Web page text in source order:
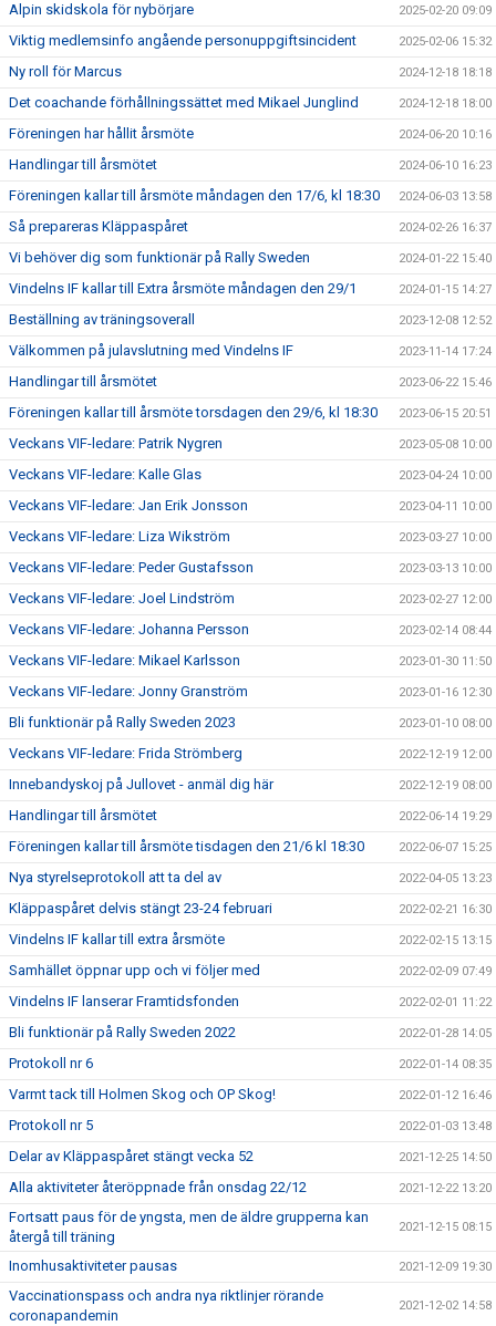
Alpin skidskola för nybörjare 2025-02-20 09:09
Viktig medlemsinfo angående personuppgiftsincident 2025-02-06 15:32
Ny roll för Marcus 2024-12-18 18:18
Det coachande förhållningssättet med Mikael Junglind 2024-12-18 18:00
Föreningen har hållit årsmöte 2024-06-20 10:16
Handlingar till årsmötet 2024-06-10 16:23
Föreningen kallar till årsmöte måndagen den 17/6, kl 18:30 2024-06-03 13:58
Så prepareras Kläppaspåret 2024-02-26 16:37
Vi behöver dig som funktionär på Rally Sweden 2024-01-22 15:40
Vindelns IF kallar till Extra årsmöte måndagen den 29/1 2024-01-15 14:27
Beställning av träningsoverall 2023-12-08 12:52
Välkommen på julavslutning med Vindelns IF 2023-11-14 17:24
Handlingar till årsmötet 2023-06-22 15:46
Föreningen kallar till årsmöte torsdagen den 29/6, kl 18:30 2023-06-15 20:51
Veckans VIF-ledare: Patrik Nygren 2023-05-08 10:00
Veckans VIF-ledare: Kalle Glas 2023-04-24 10:00
Veckans VIF-ledare: Jan Erik Jonsson 2023-04-11 10:00
Veckans VIF-ledare: Liza Wikström 2023-03-27 10:00
Veckans VIF-ledare: Peder Gustafsson 2023-03-13 10:00
Veckans VIF-ledare: Joel Lindström 2023-02-27 12:00
Veckans VIF-ledare: Johanna Persson 2023-02-14 08:44
Veckans VIF-ledare: Mikael Karlsson 2023-01-30 11:50
Veckans VIF-ledare: Jonny Granström 2023-01-16 12:30
Bli funktionär på Rally Sweden 2023 2023-01-10 08:00
Veckans VIF-ledare: Frida Strömberg 2022-12-19 12:00
Innebandyskoj på Jullovet - anmäl dig här 2022-12-19 08:00
Handlingar till årsmötet 2022-06-14 19:29
Föreningen kallar till årsmöte tisdagen den 21/6 kl 18:30 2022-06-07 15:25
Nya styrelseprotokoll att ta del av 2022-04-05 13:23
Kläppaspåret delvis stängt 23-24 februari 2022-02-21 16:30
Vindelns IF kallar till extra årsmöte 2022-02-15 13:15
Samhället öppnar upp och vi följer med 2022-02-09 07:49
Vindelns IF lanserar Framtidsfonden 2022-02-01 11:22
Bli funktionär på Rally Sweden 2022 2022-01-28 14:05
Protokoll nr 6 2022-01-14 08:35
Varmt tack till Holmen Skog och OP Skog! 2022-01-12 16:46
Protokoll nr 5 2022-01-03 13:48
Delar av Kläppaspåret stängt vecka 52 2021-12-25 14:50
Alla aktiviteter återöppnade från onsdag 22/12 2021-12-22 13:20
Fortsatt paus för de yngsta, men de äldre grupperna kan
återgå till träning
2021-12-15 08:15
Inomhusaktiviteter pausas 2021-12-09 19:30
Vaccinationspass och andra nya riktlinjer rörande
coronapandemin
2021-12-02 14:58